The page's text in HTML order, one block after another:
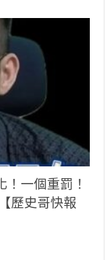
一個重罰！
歷史哥快報